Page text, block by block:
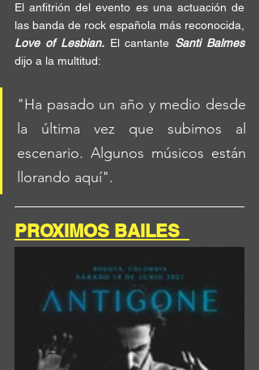
El anfitrión del evento es una actuación de
Love of Lesbian. El cantante Santi Balmes
dijo a la multitud:
"Ha pasado un año y medio desde
la última vez que subimos al
escenario. Algunos músicos están
llorando aquí".
PROXIMOS BAILES